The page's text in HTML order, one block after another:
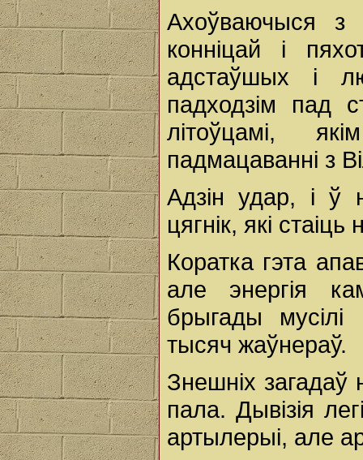
Ахоўваючыся з
конніцай і
адстаўшых і
падходзім пад
літоўцамі,
падмацаванні з
Адзін удар, і ў
цягнік, які
Коратка гэта
але энергія
брыгады
тысяч жаўнераў.
Знешніх
пала. Дывізія
артылерыі, але